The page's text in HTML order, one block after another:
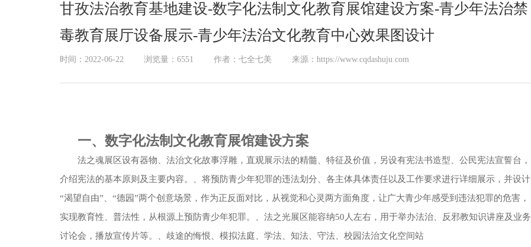
甘孜法治教育基地建设-数字化法制文化教育展馆建设方案-青少年法治禁
毒教育展厅设备展示-青少年法治文化教育中心效果图设计
时间：2022-06-22 浏览量：6551 作者：七全七美 来源：https://www.cqdashuju.com
一、数字化法制文化教育展馆建设方案
法之魂展区设有器物、法治文化故事浮雕，直观展示法的精髓、特征及价值，另设有宪法书造型、公民宪法宣誓台，
介绍宪法的基本原则及主要内容。、将预防青少年犯罪的违法划分、各主体具体责任以及工作要求进行详细展示，并设计
“渴望自由”、“德园”两个创意场景，作为正反面对比，从视觉和心灵两方面角度，让广大青少年感受到违法犯罪的危害，
实现教育性、普法性，从根源上预防青少年犯罪。、法之光展区能容纳50人左右，用于举办法治、反邪教知识讲座及业务
讨论会，播放宣传片等。、歧途的悔恨、模拟法庭、学法、知法、守法、校园法治文化空间站